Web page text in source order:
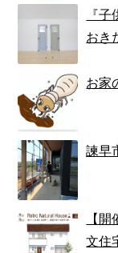
『
おき
お家
諫早
【
文住